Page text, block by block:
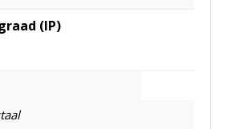
(IP)